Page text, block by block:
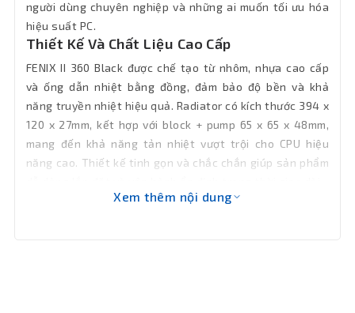
thước
PUMP: 65 x 65 x 48mm
ARGB Rainbow (Có kèm controller)
Bảo hành 12 tháng
người dùng chuyên nghiệp và những ai muốn tối ưu hóa
hiệu suất PC.
Thiết Kế Và Chất Liệu Cao Cấp
FENIX II 360 Black được chế tạo từ nhôm, nhựa cao cấp
và ống dẫn nhiệt bằng đồng, đảm bảo độ bền và khả
năng truyền nhiệt hiệu quả. Radiator có kích thước 394 x
120 x 27mm, kết hợp với block + pump 65 x 65 x 48mm,
mang đến khả năng tản nhiệt vượt trội cho CPU hiệu
năng cao. Thiết kế tinh gọn và chắc chắn giúp sản phẩm
Xem thêm nội dung